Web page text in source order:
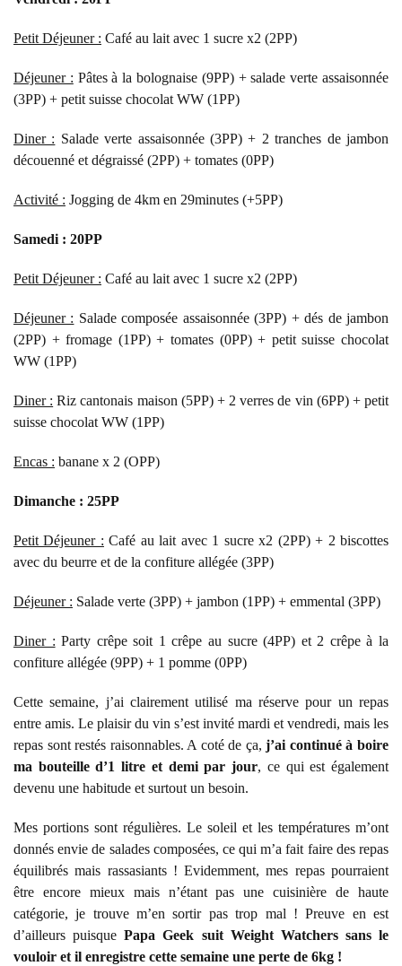
Petit Déjeuner : Café au lait avec 1 sucre x2 (2PP)
Déjeuner : Pâtes à la bolognaise (9PP) + salade verte assaisonnée
(3PP) + petit suisse chocolat WW (1PP)
Diner : Salade verte assaisonnée (3PP) + 2 tranches de jambon
découenné et dégraissé (2PP) + tomates (0PP)
Activité : Jogging de 4km en 29minutes (+5PP)
Samedi : 20PP
Petit Déjeuner : Café au lait avec 1 sucre x2 (2PP)
Déjeuner : Salade composée assaisonnée (3PP) + dés de jambon
(2PP) + fromage (1PP) + tomates (0PP) + petit suisse chocolat
WW (1PP)
Diner : Riz cantonais maison (5PP) + 2 verres de vin (6PP) + petit
suisse chocolat WW (1PP)
Encas : banane x 2 (OPP)
Dimanche : 25PP
Petit Déjeuner : Café au lait avec 1 sucre x2 (2PP) + 2 biscottes
avec du beurre et de la confiture allégée (3PP)
Déjeuner : Salade verte (3PP) + jambon (1PP) + emmental (3PP)
Diner : Party crêpe soit 1 crêpe au sucre (4PP) et 2 crêpe à la
confiture allégée (9PP) + 1 pomme (0PP)
Cette semaine, j’ai clairement utilisé ma réserve pour un repas
entre amis. Le plaisir du vin s’est invité mardi et vendredi, mais les
repas sont restés raisonnables. A coté de ça,j’ai continué à boire
ma bouteille d’1 litre et demi par jour, ce qui est également
devenu une habitude et surtout un besoin.
Mes portions sont régulières. Le soleil et les températures m’ont
donnés envie de salades composées, ce qui m’a fait faire des repas
équilibrés mais rassasiants ! Evidemment, mes repas pourraient
être encore mieux mais n’étant pas une cuisinière de haute
catégorie, je trouve m’en sortir pas trop mal ! Preuve en est
d’ailleurs puisquePapa Geek suit Weight Watchers sans le
vouloir et il enregistre cette semaine une perte de 6kg !